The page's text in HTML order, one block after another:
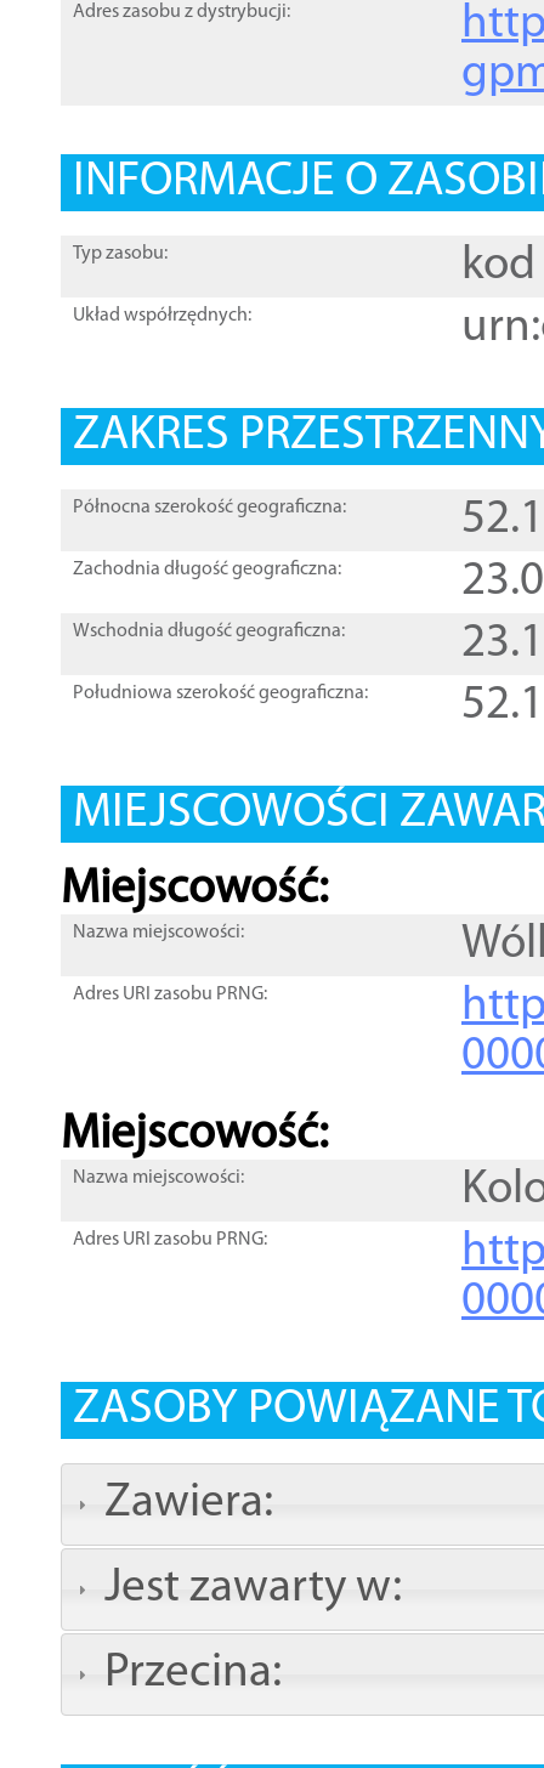
Adres zasobu z dystrybucji:
INFORMACJE O
Typ zasobu: kod
Układ współrzędnych:
ZAKRES
Północna szerokość geograficzna:
Zachodnia długość geograficzna:
Wschodnia długość geograficzna:
Południowa szerokość geograficzna:
MIEJSCOWOŚCI
Miejscowość:
Nazwa miejscowości:
Adres URI zasobu PRNG:
Miejscowość:
Nazwa miejscowości:
Adres URI zasobu PRNG:
ZASOBY POWIĄZANE
Zawiera:
Jest zawarty w:
Przecina: